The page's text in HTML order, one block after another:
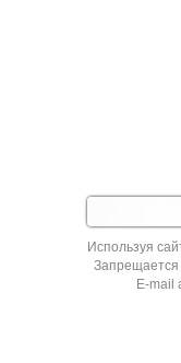
Используя
Запрещается
E-mail